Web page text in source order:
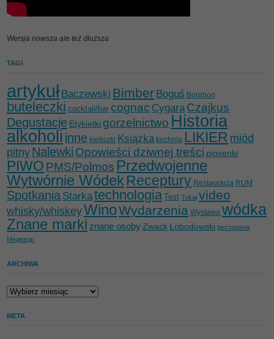
Wersja nowsza ale też dłuższa
TAGI
artykułBaczewski Bimber Boguś Bourbon
buteleczki cocktail/bar cognac CygaraCzajkus
Degustacje Etykietki gorzelnictwo Historia
alkoholi inne kieliszki Książka kuchnia LIKIER miód
pitny Nalewki Opowieści dziwnej treści piosenki
PIWO PMS/Polmos Przedwojenne
Wytwórnie WódekReceptury Restauracja RUM
Spotkania Starkatechnologia Test Tokaj video
whisky/whiskeyWinoWydarzenia Wystawa wódka
Znane marki znane osoby Zwack Łobodowski ресторана
Медведь
ARCHIWA
Archiwa
META